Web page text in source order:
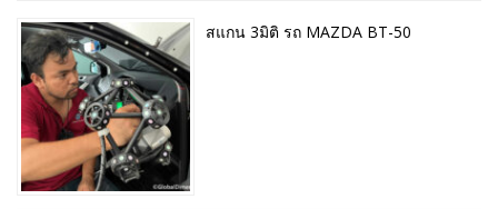
สแกน 3มิติ รถ MAZDA BT-50